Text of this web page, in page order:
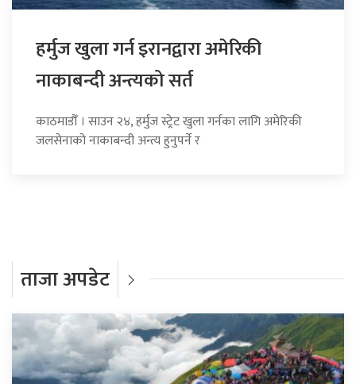
हर्मुज खुला गर्न इरानद्वारा अमेरिकी
नाकाबन्दी अन्त्यको सर्त
काठमाडौँ । साउन २४, हर्मुज स्ट्रेट खुला गर्नका लागि अमेरिकी
जलसेनाको नाकाबन्दी अन्त्य हुनुपर्ने र
ताजा अपडेट